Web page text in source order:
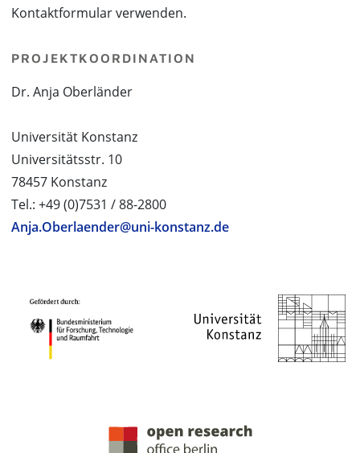
Kontaktformular verwenden.
PROJEKTKOORDINATION
Dr. Anja Oberländer
Universität Konstanz
Universitätsstr. 10
78457 Konstanz
Tel.: +49 (0)7531 / 88-2800
Anja.Oberlaender@uni-konstanz.de